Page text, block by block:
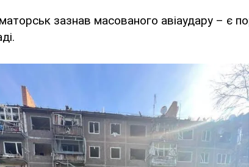
зазнав масованого авіаудару – є